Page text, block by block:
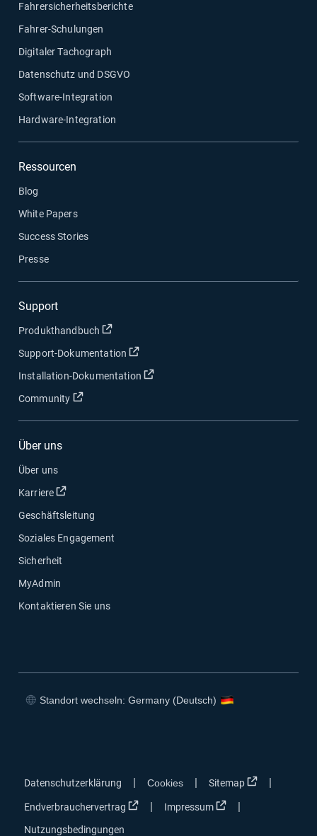
Fahrersicherheitsberichte
Fahrer-Schulungen
Digitaler Tachograph
Datenschutz und DSGVO
Software-Integration
Hardware-Integration
Ressourcen
Blog
White Papers
Success Stories
Presse
Support
Produkthandbuch In neuem Fenster öffnen
Support-Dokumentation In neuem Fenster öffnen
Installation-Dokumentation In neuem Fenster öffnen
Community In neuem Fenster öffnen
Über uns
Über uns
Karriere
In neuem Fenster öffnen
Geschäftsleitung
Soziales Engagement
Sicherheit
MyAdmin
Kontaktieren Sie uns
Standort wechseln: Germany (Deutsch)
Datenschutzerklärung Cookies Sitemap In neuem
Endverbrauchervertrag In neuem Fenster öffnen
Impressum In neuem Fenster
Nutzungsbedingungen